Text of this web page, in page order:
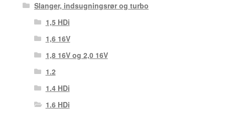
Slanger, indsugningsrør og turbo
1,5 HDi
1,6 16V
1,8 16V og 2,0 16V
1.2
1.4 HDi
1.6 HDi